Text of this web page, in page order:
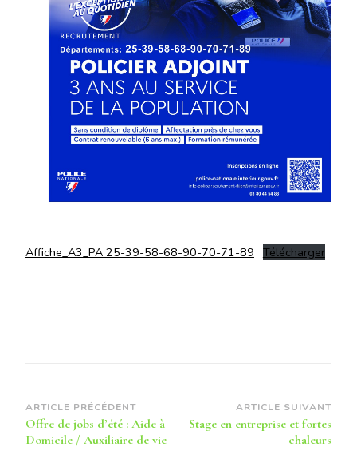
Affiche_A3_PA 25-39-58-68-90-70-71-89 Télécharger
Navigation
d’article
ARTICLE PRÉCÉDENT
Offre de jobs d’été : Aide à
Domicile / Auxiliaire de vie
ARTICLE SUIVANT
Stage en entreprise et fortes
chaleurs